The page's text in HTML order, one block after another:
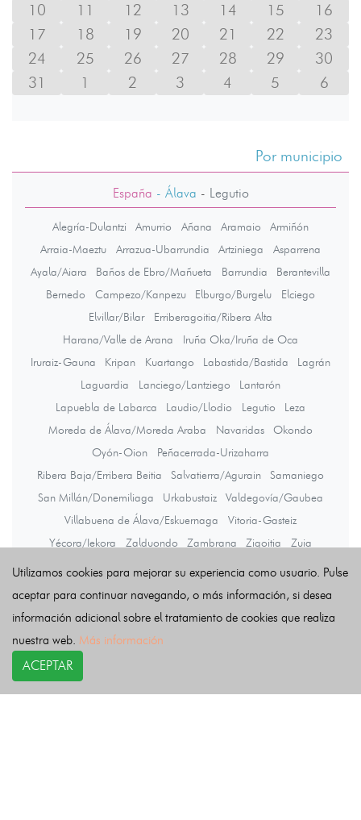
10
11 12 13 14 15
16
17
18 19 20 21 22
23
24
25 26 27 28 29
30
31
1 2 3 4 5 6
Por municipio
España - Álava - Legutio
Alegría-Dulantzi Amurrio Añana Aramaio
Armiñón
Arraia-Maeztu
Arrazua-Ubarrundia Artziniega
Asparrena
Ayala/Aiara
Baños de Ebro/Mañueta Barrundia
Berantevilla
Bernedo
Campezo/Kanpezu Elburgo/Burgelu
Elciego
Elvillar/Bilar
Erriberagoitia/Ribera Alta
Harana/Valle de Arana
Iruña Oka/Iruña de Oca
Iruraiz-Gauna
Kripan Kuartango Labastida/Bastida
Lagrán
Laguardia
Lanciego/Lantziego
Lantarón
Lapuebla de Labarca
Laudio/Llodio Legutio
Leza
Moreda de Álava/Moreda Araba
Navaridas
Okondo
Oyón-Oion
Peñacerrada-Urizaharra
Ribera Baja/Erribera Beitia
Salvatierra/Agurain
Samaniego
San Millán/Donemiliaga
Urkabustaiz
Valdegovía/Gaubea
Villabuena de Álava/Eskuernaga
Vitoria-Gasteiz
Yécora/Iekora
Zalduondo Zambrana Zigoitia Zuia
Últimas noticias
Utilizamos cookies para mejorar su experiencia como usuario. Pulse
aceptar para continuar navegando, o más información, si desea
información adicional sobre el tratamiento de cookies que realiza
nuestra web. Más información
ACEPTAR